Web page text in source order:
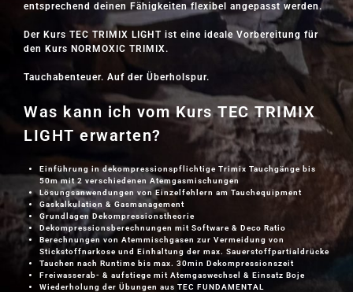
entsprechend deinen Fähigkeiten flexibel angepasst werden.
Der Kurs TEC TRIMIX LIGHT ist eine ideale Vorbereitung für
den Kurs NORMOXIC TRIMIX.
Tauchabenteuer. Auf der Überholspur.
Was kann ich vom Kurs TEC TRIMIX
LIGHT erwarten?
Einführung in dekompressionspflichtige Trimix Tauchgänge bis
50m mit 2 verschiedenen Atemgasmischungen
Lösungsanwendungen von Einzelfehlern am Tauchequipment
Gaskalkulation & Gasmanagement
Grundlagen Dekompressionstheorie
Dekompressionsberechnungen mit Software & Deco Ratio
Berechnungen von Atemmischgasen zur Vermeidung von
Stickstoffnarkose und Einhaltung der max. Sauerstoffpartialdrücke
Tauchen nach Runtime bis max. 30min Dekompressionszeit
Freiwasserab- & aufstiege mit Atemgaswechsel & Einsatz Boje
Wiederholung der Übungen aus TEC FUNDAMENTAL